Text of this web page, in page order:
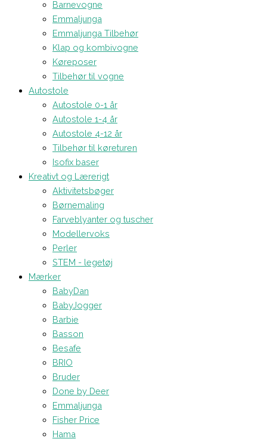
Barnevogne
Emmaljunga
Emmaljunga Tilbehør
Klap og kombivogne
Køreposer
Tilbehør til vogne
Autostole
Autostole 0-1 år
Autostole 1-4 år
Autostole 4-12 år
Tilbehør til køreturen
Isofix baser
Kreativt og Lærerigt
Aktivitetsbøger
Børnemaling
Farveblyanter og tuscher
Modellervoks
Perler
STEM - legetøj
Mærker
BabyDan
BabyJogger
Barbie
Basson
Besafe
BRIO
Bruder
Done by Deer
Emmaljunga
Fisher Price
Hama